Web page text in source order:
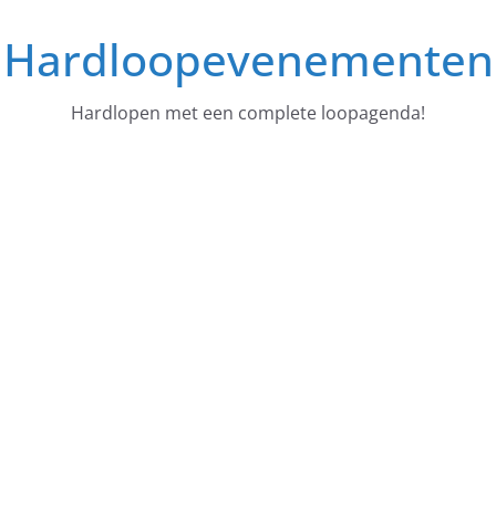
naar
deHardloopevenementen
Hardlopen met een complete loopagenda!